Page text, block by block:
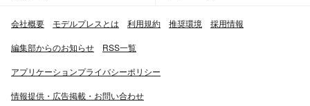
会社概要 モデルプレスとは 利用規約 推奨環境 採用情報
編集部からのお知らせ RSS一覧
アプリケーションプライバシーポリシー
情報提供・広告掲載・お問い合わせ